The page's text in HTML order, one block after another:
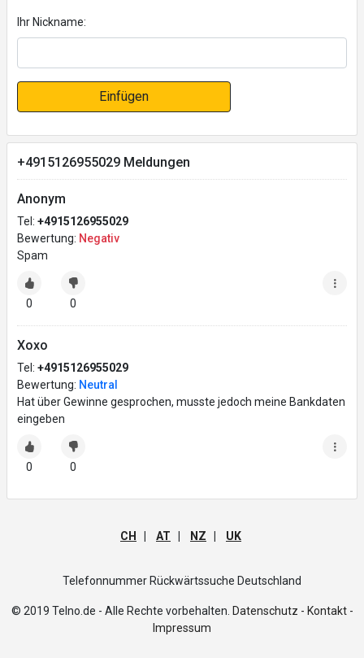
Ihr Nickname:
Einfügen
+4915126955029 Meldungen
Anonym
Tel: +4915126955029
Bewertung: Negativ
Spam
0 0
Xoxo
Tel: +4915126955029
Bewertung: Neutral
Hat über Gewinne gesprochen, musste jedoch meine Bankdaten
eingeben
0 0
CH AT NZ UK
Telefonnummer Rückwärtssuche Deutschland
© 2019 Telno.de - Alle Rechte vorbehalten. Datenschutz - Kontakt -
Impressum